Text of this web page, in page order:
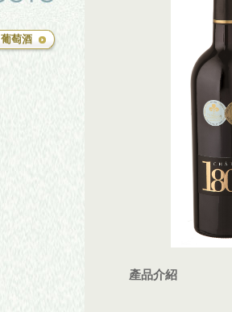
葡萄酒
產品介紹